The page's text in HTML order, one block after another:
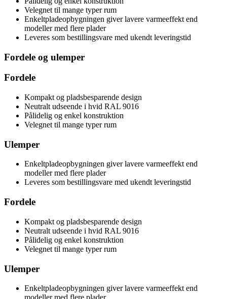
Velegnet til mange typer rum
Enkeltpladeopbygningen giver lavere varmeeffekt end
modeller med flere plader
Leveres som bestillingsvare med ukendt leveringstid
Fordele og ulemper
Fordele
Kompakt og pladsbesparende design
Neutralt udseende i hvid RAL 9016
Pålidelig og enkel konstruktion
Velegnet til mange typer rum
Ulemper
Enkeltpladeopbygningen giver lavere varmeeffekt end
modeller med flere plader
Leveres som bestillingsvare med ukendt leveringstid
Fordele
Kompakt og pladsbesparende design
Neutralt udseende i hvid RAL 9016
Pålidelig og enkel konstruktion
Velegnet til mange typer rum
Ulemper
Enkeltpladeopbygningen giver lavere varmeeffekt end